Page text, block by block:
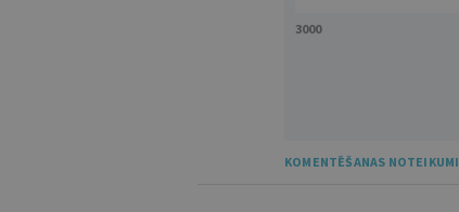
3000
KOMENTĒŠANAS NOTEIKUMI